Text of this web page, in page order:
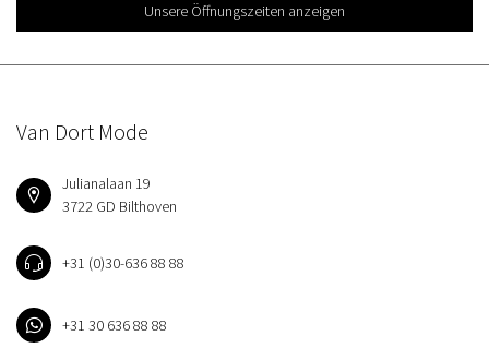
Unsere Öffnungszeiten anzeigen
Van Dort Mode
Julianalaan 19
3722 GD Bilthoven
+31 (0)30-636 88 88
+31 30 636 88 88